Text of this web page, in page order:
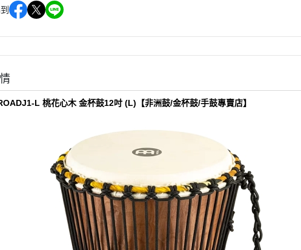
L 桃花心木 金杯鼓12吋 (L)【非洲鼓/金杯鼓/手鼓專賣店】